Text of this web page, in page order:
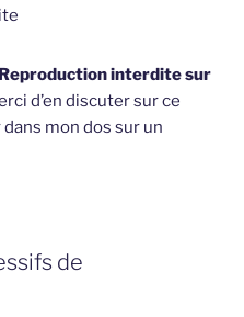
Reproduction interdite sur
d’en discuter sur ce
mon dos sur un
de